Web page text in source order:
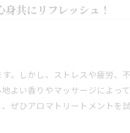
共にリフレッシュ！
。しかし、ストレスや疲労、
よい香りやマッサージによっ
ぜひアロマトリートメントを